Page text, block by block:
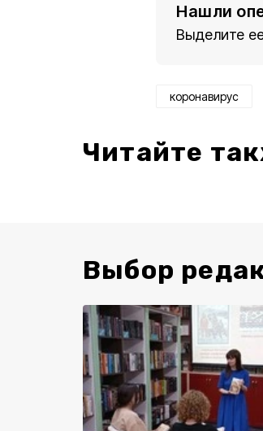
Нашли
Выделите
коронавирус
Читайте
Выбор